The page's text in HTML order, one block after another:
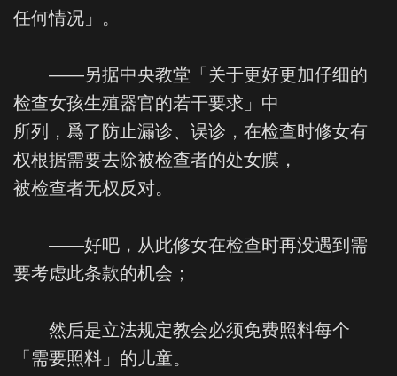
任何情况」。
——另据中央教堂「关于更好更加仔细的
检查女孩生殖器官的若干要求」中
所列，爲了防止漏诊、误诊，在检查时修女有
权根据需要去除被检查者的处女膜，
被检查者无权反对。
——好吧，从此修女在检查时再没遇到需
要考虑此条款的机会；
然后是立法规定教会必须免费照料每个
「需要照料」的儿童。